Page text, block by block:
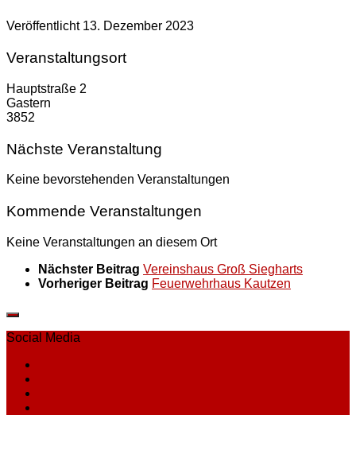
Veröffentlicht 13. Dezember 2023
Veranstaltungsort
Hauptstraße 2
Gastern
3852
Nächste Veranstaltung
Keine bevorstehenden Veranstaltungen
Kommende Veranstaltungen
Keine Veranstaltungen an diesem Ort
Nächster Beitrag Vereinshaus Groß Siegharts
Vorheriger Beitrag Feuerwehrhaus Kautzen
Social Media